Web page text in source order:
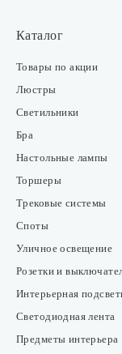
Каталог
Товары по акции
Люстры
Светильники
Бра
Настольные лампы
Торшеры
Трековые системы
Споты
Уличное освещение
Розетки и
Интерьерная
Светодиодная лента
Предметы интерьера